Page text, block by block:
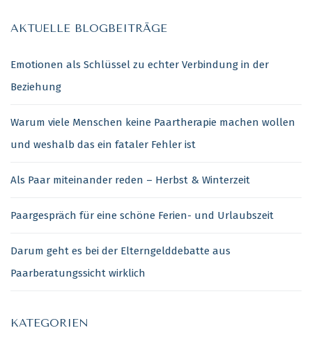
AKTUELLE BLOGBEITRÄGE
Emotionen als Schlüssel zu echter Verbindung in der
Beziehung
Warum viele Menschen keine Paartherapie machen wollen
und weshalb das ein fataler Fehler ist
Als Paar miteinander reden – Herbst & Winterzeit
Paargespräch für eine schöne Ferien- und Urlaubszeit
Darum geht es bei der Elterngelddebatte aus
Paarberatungssicht wirklich
KATEGORIEN